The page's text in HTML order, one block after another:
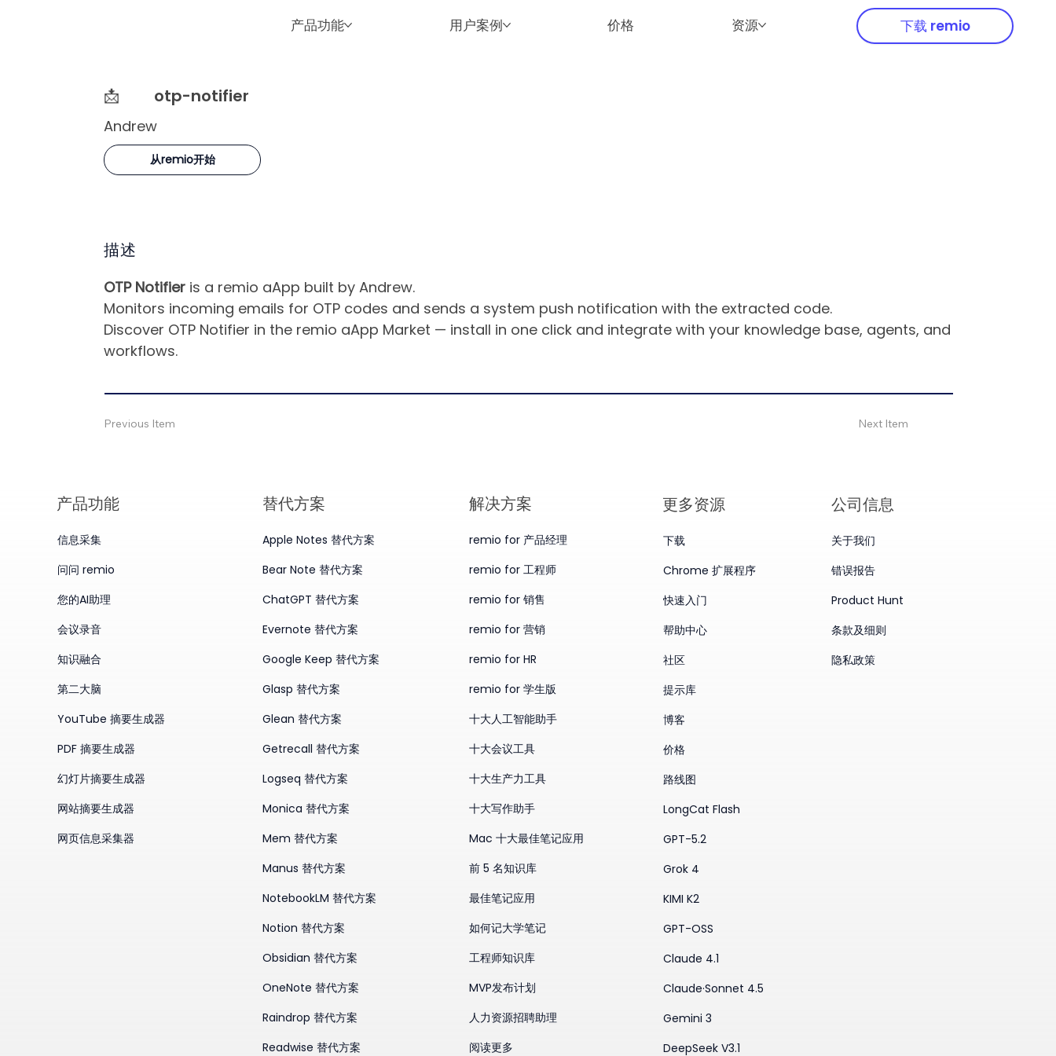
产品功能 用户案例 价格 资源 下载 remio
📩 otp-notifier
Andrew
从remio开始
描述
OTP Notifier is a remio aApp built by Andrew.
Monitors incoming emails for OTP codes and sends a system push notification with the extracted code.
Discover OTP Notifier in the remio aApp Market — install in one click and integrate with your knowledge base, agents, and
workflows.
Previous Item Next Item
产品​功能
信息采集
问问 remio
您的AI助理
会议录音
知识融合
第二大脑
YouTube 摘要生成器
PDF 摘要生成器
幻灯片摘要生成器
网站摘要生成器
网页信息采集器
替代方案
Apple Notes 替代方案
Bear Note 替代方案
ChatGPT 替代方案
Evernote 替代方案
Google Keep 替代方案
Glasp 替代方案
Glean 替代方案
Getrecall 替代方案
Logseq 替代方案
Monica 替代方案
Mem 替代方案
Manus 替代方案
NotebookLM 替代方案
Notion 替代方案
Obsidian 替代方案
OneNote 替代方案
Raindrop 替代方案
Readwise 替代方案
​解决方案
remio for 产品经理
remio for 工程师
remio for 销售
remio for 营销
remio for HR
remio for 学生版
十大人工智能助手
十大会议工具
十大生产力工具
十大写作助手
Mac 十大最佳笔记应用
前 5 名知识库
最佳笔记应用
如何记大学笔记
工程师知识库
MVP发布计划
人力资源招聘助理
阅读更多
更多资源
下载
Chrome 扩展程序
快速入门
帮助中心
社区
提示库
博客
价格
路线图
LongCat Flash
GPT-5.2
Grok 4
KIMI K2
GPT-OSS
Claude 4.1
Claude·Sonnet 4.5
Gemini 3
DeepSeek V3.1
公司信息
关于我们
错误报告
Product Hunt
条款及细则
隐私政策